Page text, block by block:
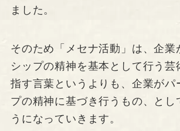
ました。
そのため「メセナ活動」は、企業
シップの精神を基本として行う芸
指す言葉というよりも、企業がパ
プの精神に基づき行うもの、とし
うになっていきます。